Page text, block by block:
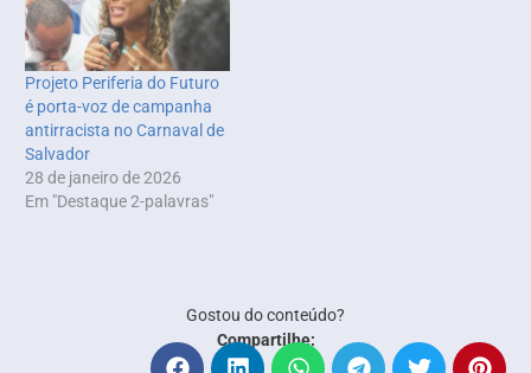
Projeto Periferia do Futuro
é porta-voz de campanha
antirracista no Carnaval de
Salvador
28 de janeiro de 2026
Em "Destaque 2-palavras"
Gostou do conteúdo?
Compartilhe: